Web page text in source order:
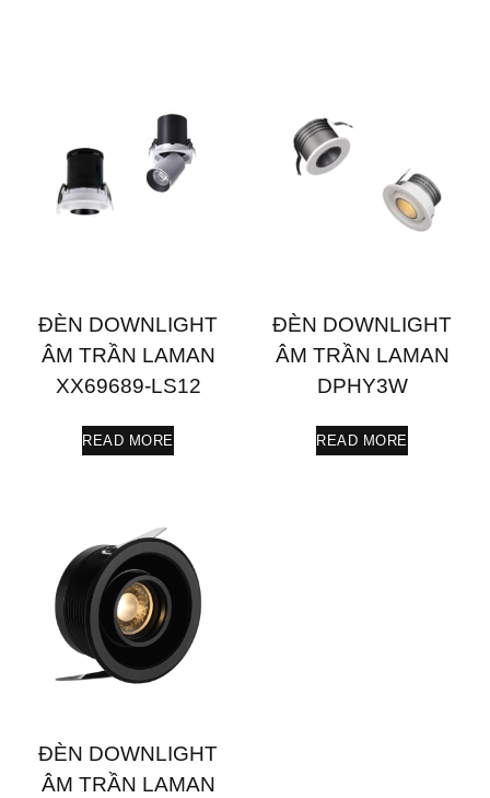
ĐÈN DOWNLIGHT
ÂM TRẦN LAMAN
XX69689-LS12
READ MORE
ĐÈN DOWNLIGHT
ÂM TRẦN LAMAN
DPHY3W
READ MORE
ĐÈN DOWNLIGHT
ÂM TRẦN LAMAN